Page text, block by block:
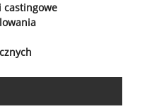
castingowe